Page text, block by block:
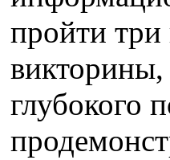
пройти три
глубокого